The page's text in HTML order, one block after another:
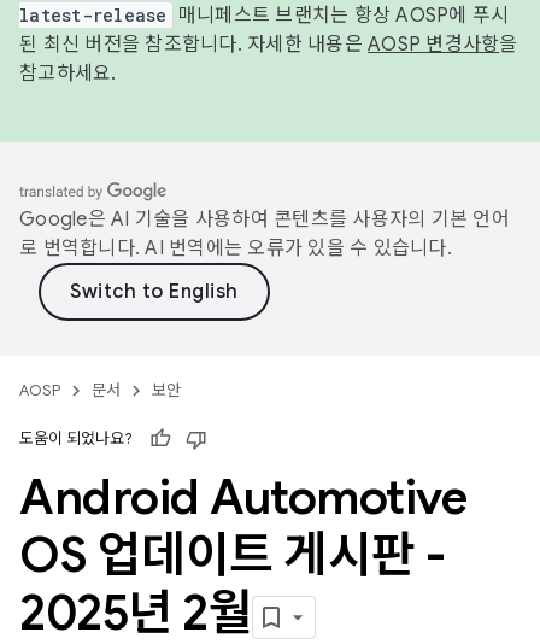
latest-release
매니페스트 브랜치는 항상 AOSP에 푸시
된 최신 버전을 참조합니다. 자세한 내용은 AOSP 변경사항을
참고하세요.
Google은 AI 기술을 사용하여 콘텐츠를 사용자의 기본 언어
로 번역합니다. AI 번역에는 오류가 있을 수 있습니다.
AOSP 문서 보안
도움이 되었나요?
Android Automotive
OS 업데이트 게시판 -
2025년 2월